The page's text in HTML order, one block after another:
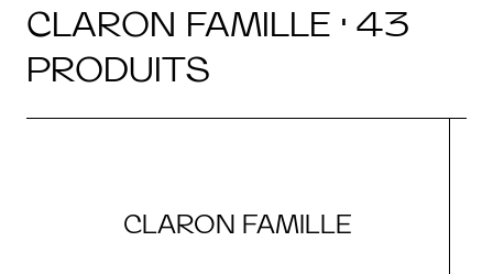
CLARON FAMILLE · 43
PRODUITS
CLARON FAMILLE